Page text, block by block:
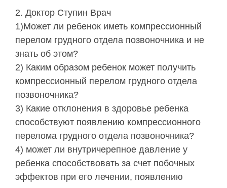
Доктор Ступин Врач
1)Может ли ребенок иметь компрессионный
перелом грудного отдела позвоночника и не
знать об этом?
2) Каким образом ребенок может получить
компрессионный перелом грудного отдела
позвоночника?
3) Какие отклонения в здоровье ребенка
способствуют появлению компрессионного
перелома грудного отдела позвоночника?
4) может ли внутричерепное давление у
ребенка способствовать за счет побочных
эффектов при его лечении, появлению